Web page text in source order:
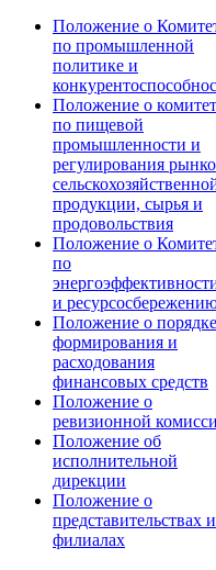
Положение о
по промышленной
политике и
Положение о
по пищевой
промышленности и
регулирования
продукции, сырья и
продовольствия
Положение о
по
и
Положение о порядке
формирования и
расходования
финансовых средств
Положение о
ревизионной
Положение об
исполнительной
дирекции
Положение о
представительствах и
филиалах